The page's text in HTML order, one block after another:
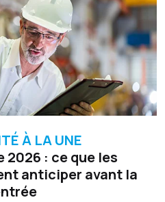
À LA UNE
: ce que les
anticiper avant la